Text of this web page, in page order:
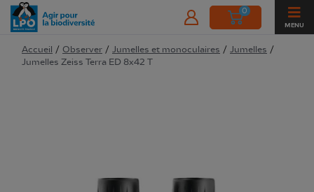
0
MENU
Accueil / Observer / Jumelles et monoculaires / Jumelles /
Jumelles Zeiss Terra ED 8x42 T